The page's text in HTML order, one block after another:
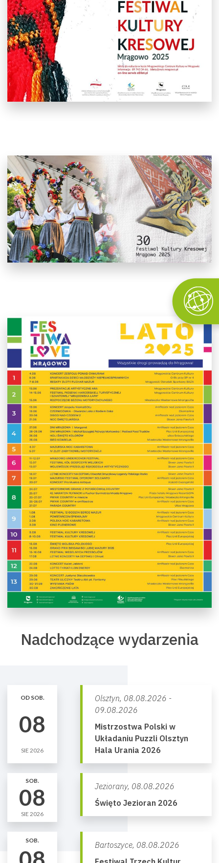
Nadchodzące wydarzenia
OD SOB.
08
SIE 2026
Olsztyn, 08.08.2026 -
09.08.2026
Mistrzostwa Polski w
Układaniu Puzzli Olsztyn
Hala Urania 2026
SOB.
08
SIE 2026
Jeziorany, 08.08.2026
Święto Jezioran 2026
SOB. Bartoszyce, 08.08.2026